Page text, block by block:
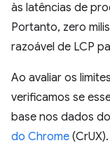
às latências de
Portanto, zero
razoável de LCP
Ao avaliar os
verificamos se
base nos dados do
do Chrome